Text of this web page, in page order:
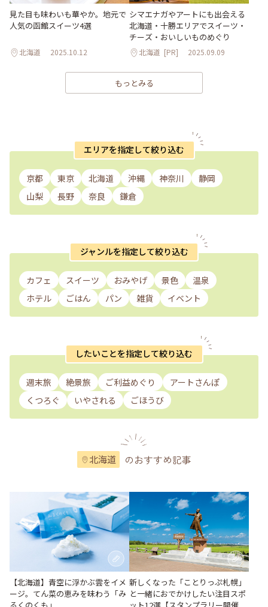
見た目も味わいも華やか。地元で
人気の函館スイーツ4選
北海道 2025.10.12
シマエナガやアートにも出会える
北海道・十勝エリアでスイーツ・
チーズ・おいしいものめぐり
北海道 [PR] 2025.09.09
もっとみる
エリアを指定して絞り込む
京都 東京 北海道 沖縄 神奈川
静岡
山梨
長野 奈良 鎌倉
ジャンルを指定して絞り込む
カフェ スイーツ おみやげ 景色
温泉
ホテル
ごはん パン 雑貨 イベント
したいことを指定して絞り込む
週末旅 絶景旅 ご利益めぐり
アートさんぽ
くつろぐ
いやされる ごほうび
北海道 のおすすめ記事
【北海道】青空に浮かぶ雲をイメ
ージ。てん菜の恵みを味わう「み
新しくなった「ことりっぷ札幌」
と一緒におでかけしたい注目スポ